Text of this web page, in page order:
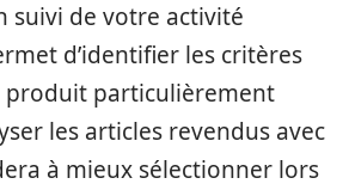
suivi de votre activité
d’identifier les critères
particulièrement
les articles revendus avec
à mieux sélectionner lors